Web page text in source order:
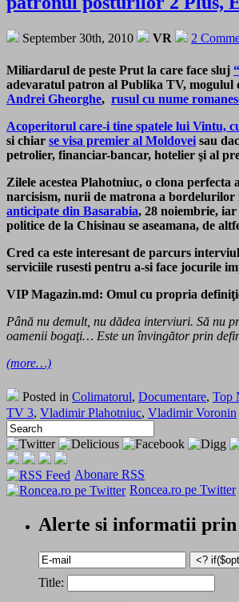
September 30th, 2010 VR 2
Miliardarul de peste Prut la care face sluj
adevaratul patron al Publika TV, mogulul
Andrei Gheorghe, rusul cu nume
Acoperitorul care-i tine spatele lui Vintu,
si chiar se visa premier al Moldovei sau
petrolier, financiar-bancar, hotelier şi al
Zilele acestea Plahotniuc, o clona
narcisism, nurii de matrona a bordelurilor
anticipate din Basarabia, 28 noiembrie,
politice de la Chisinau se aseamana, de
Cred ca este interesant de parcurs
serviciile rusesti pentru a-si face jocurile
VIP Magazin.md: Omul cu propria
Până nu demult, nu dădea interviuri. Să nu
oamenii bogaţi… Este un învingător prin
(more…)
Posted in Colimatorul, Documentare, Top
TV 3, Vladimir Plahotniuc, Vladimir Voronin
Abonare RSS
Roncea.ro pe Twitter
Alerte si informatii prin
Title: